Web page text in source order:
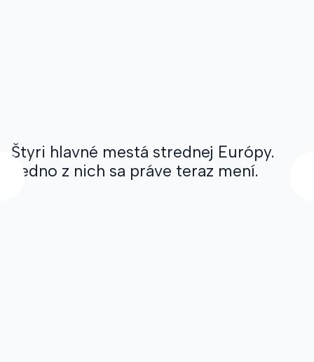
Štyri hlavné mestá strednej Európy.
Jedno z nich sa práve teraz mení.